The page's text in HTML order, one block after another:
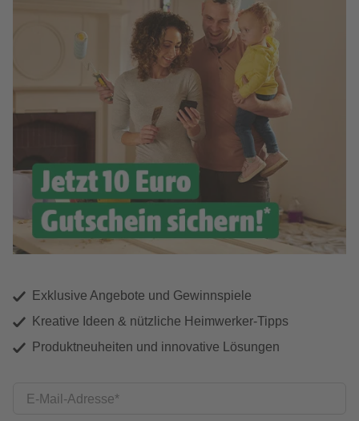
Exklusive Angebote und Gewinnspiele
Kreative Ideen & nützliche Heimwerker-Tipps
Produktneuheiten und innovative Lösungen
E-Mail-Adresse